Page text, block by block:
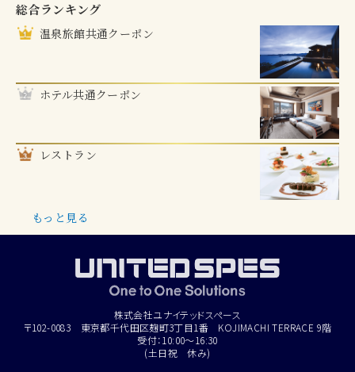
総合ランキング
温泉旅館共通クーポン
ホテル共通クーポン
レストラン
もっと見る
株式会社ユナイテッドスペース
〒102-0083 東京都千代田区麹町3丁目1番 KOJIMACHI TERRACE 9階
受付：10:00～16:30
(土日祝 休み)